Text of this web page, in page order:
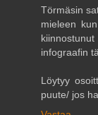
Törmäsin
mieleen
infograafin
Löytyy
puute/ jos